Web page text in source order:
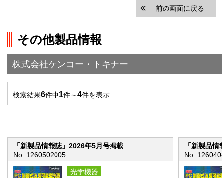
前の画面に戻る
その他製品情報
株式会社ケンコー・トキナー
検索結果6件中1件～4件を表示
「新製品情報誌」2026年5月号掲載
No. 1260502005
光学機器
「新製品
No.